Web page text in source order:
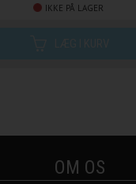
IKKE PÅ LAGER
OM OS